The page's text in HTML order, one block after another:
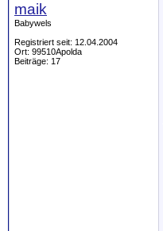
maik
Babywels
Registriert seit: 12.04.2004
Ort: 99510Apolda
Beiträge: 17